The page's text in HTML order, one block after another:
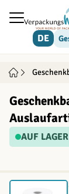
Direkt zum
DE
AUF LAGER